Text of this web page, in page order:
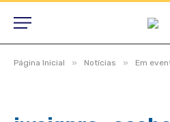
Página Inicial » Notícias » Em evento histórico,